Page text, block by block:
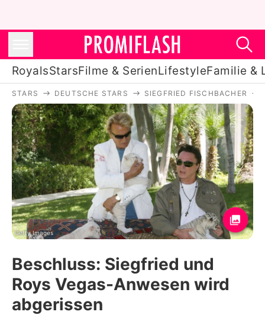
RoyalsStarsFilme & SerienLifestyleFamilie &
Royals
Stars
Filme & Serien
Lifestyle
Familie & Liebe
Promiflash Exklusiv
Alle Themen auf Promiflash
STARS DEUTSCHE STARS SIEGFRIED FISCHBACHER
Getty Images
Beschluss: Siegfried und
Roys Vegas-Anwesen wird
abgerissen